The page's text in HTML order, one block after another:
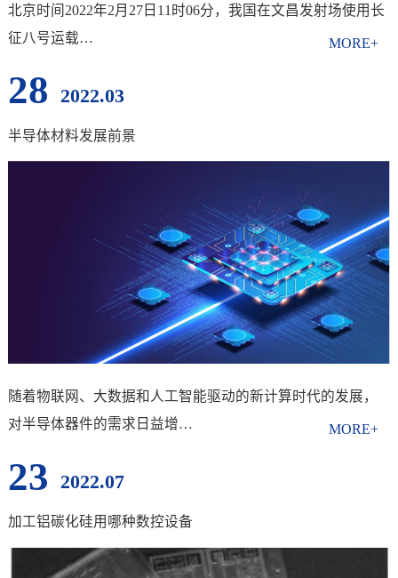
北京时间2022年2月27日11时06分，我国在文昌发射场使用长
征八号运载…
28 2022.03
半导体材料发展前景
随着物联网、大数据和人工智能驱动的新计算时代的发展，
对半导体器件的需求日益增…
23 2022.07
加工铝碳化硅用哪种数控设备